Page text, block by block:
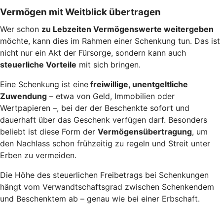
Vermögen mit Weitblick übertragen
Wer schon zu Lebzeiten Vermögenswerte weitergeben
möchte, kann dies im Rahmen einer Schenkung tun. Das ist
nicht nur ein Akt der Fürsorge, sondern kann auch
steuerliche Vorteile mit sich bringen.
Eine Schenkung ist eine freiwillige, unentgeltliche
Zuwendung – etwa von Geld, Immobilien oder
Wertpapieren –, bei der der Beschenkte sofort und
dauerhaft über das Geschenk verfügen darf. Besonders
beliebt ist diese Form der Vermögensübertragung, um
den Nachlass schon frühzeitig zu regeln und Streit unter
Erben zu vermeiden.
Die Höhe des steuerlichen Freibetrags bei Schenkungen
hängt vom Verwandtschaftsgrad zwischen Schenkendem
und Beschenktem ab – genau wie bei einer Erbschaft.